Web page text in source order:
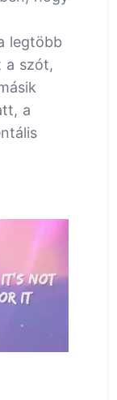
legtöbb
a szót,
a